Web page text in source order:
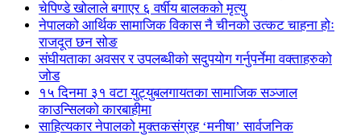
चेपिण्डे खोलाले बगाएर ६ वर्षीय बालकको मृत्यु
नेपालको आर्थिक सामाजिक विकास नै चीनको उत्कट चाहना होः
राजदूत छन सोङ
संघीयताका अवसर र उपलब्धीको सदुपयोग गर्नुपर्नेमा वक्ताहरुको
जोड
१५ दिनमा ३१ वटा युट्युबलगायतका सामाजिक सञ्जाल
काउन्सिलको कारबाहीमा
साहित्यकार नेपालको मुक्तकसंग्रह ‘मनीषा’ सार्वजनिक